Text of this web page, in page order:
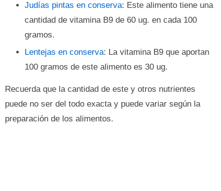
Judías pintas en conserva: Este alimento tiene una
cantidad de vitamina B9 de 60 ug. en cada 100
gramos.
Lentejas en conserva: La vitamina B9 que aportan
100 gramos de este alimento es 30 ug.
Recuerda que la cantidad de este y otros nutrientes
puede no ser del todo exacta y puede variar según la
preparación de los alimentos.